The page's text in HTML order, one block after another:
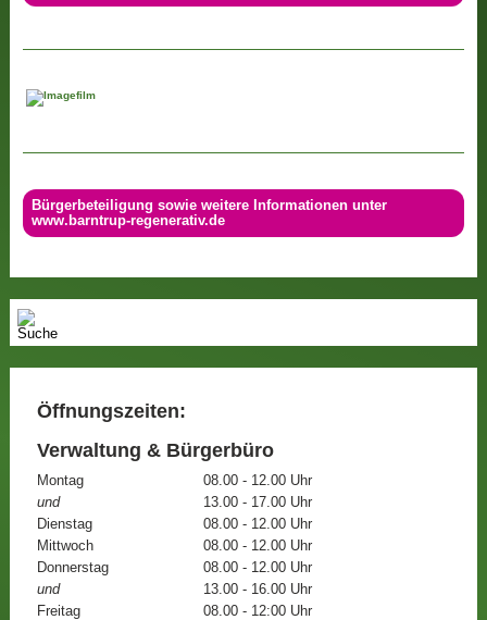
Bürgerbeteiligung sowie weitere Informationen unter
www.barntrup-regenerativ.de
Öffnungszeiten:
Verwaltung & Bürgerbüro
Montag
08.00 - 12.00 Uhr
und
13.00 - 17.00 Uhr
Dienstag
08.00 - 12.00 Uhr
Mittwoch
08.00 - 12.00 Uhr
Donnerstag
08.00 - 12.00 Uhr
und
13.00 - 16.00 Uhr
Freitag
08.00 - 12:00 Uhr